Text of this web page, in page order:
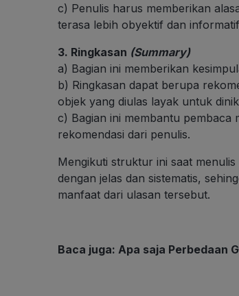
c) Penulis harus memberikan
terasa lebih obyektif dan
3. Ringkasan (Summary)
a) Bagian ini memberikan
b) Ringkasan dapat berupa
objek yang diulas layak untuk
c) Bagian ini membantu pembaca
rekomendasi dari penulis.
Mengikuti struktur ini saat menulis
dengan jelas dan sistematis,
manfaat dari ulasan tersebut.
Baca juga: Apa saja Perbedaan